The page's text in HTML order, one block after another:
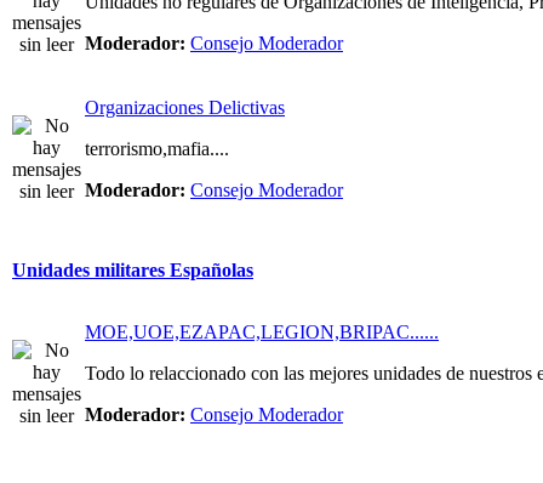
Moderador: Consejo Moderador
Organizaciones Delictivas
terrorismo,mafia....
Moderador: Consejo Moderador
Unidades militares Españolas
MOE,UOE,EZAPAC,LEGION,BRIPAC......
Todo lo relaccionado con las mejores unidades de nuestros
Moderador: Consejo Moderador